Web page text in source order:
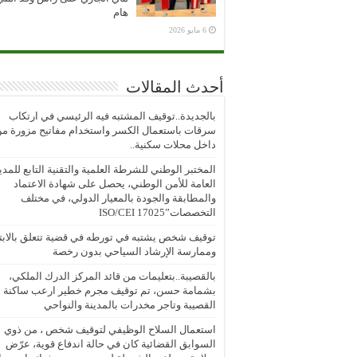
هام
6 مايو 2026
أحدث المقالات
بالجديدة..توقيف المشتبه فيه الرئيسي في ارتكاب
سرقات باستعمال الكسر واستخدام مفاتيح مزورة
داخل محلات سكنية..
المختبر الوطني للشرطة العلمية والتقنية التابع
العامة للأمن الوطني، يحصل على شهادة الاعتماد
والمطابقة والجودة بالمعيار الدولي، في مختلف
التخصصات”ISO/CEI 17025
توقيف شخص يشتبه في تورطه في قضية تتعلق
وممارسة الإرشاد السياحي بدون رخصة
بالقصيبة..بتعليمات من قائد المركز الدرك الملكي،
بشمامة حسن، تم توقيف مجرم خطير ارعب ساكنة
القصيبة وتاجر مخدرات بالمدينة والنواحي
استعمال السلاح الوظيفي لتوقيف شخص ، من ذوي
السوابق القضائية كان في حالة اندفاع قوية، عرّض